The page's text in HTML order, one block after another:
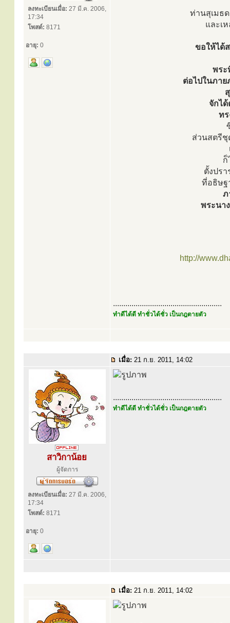
ลงทะเบียนเมื่อ: 27 มี.ค. 2006,
17:34
โพสต์: 8171
อายุ: 0
ท่านสุเมธ
และเ
ขอให้ได้
พระ
ต่อไปในภาย
จักไ
ท
ส่วนสตรีชุ
ก็
ตั้งปร
ที่อธิษฐ
ภ
พระนา
http://
.....................................................
ทำดีได้ดี ทำชั่วได้ชั่ว เป็นกฎตายตัว
เมื่อ: 21 ก.ย. 2011, 14:02
สาวิกาน้อย
ผู้จัดการ
ลงทะเบียนเมื่อ: 27 มี.ค. 2006,
17:34
โพสต์: 8171
อายุ: 0
.....................................................
ทำดีได้ดี ทำชั่วได้ชั่ว เป็นกฎตายตัว
เมื่อ: 21 ก.ย. 2011, 14:02